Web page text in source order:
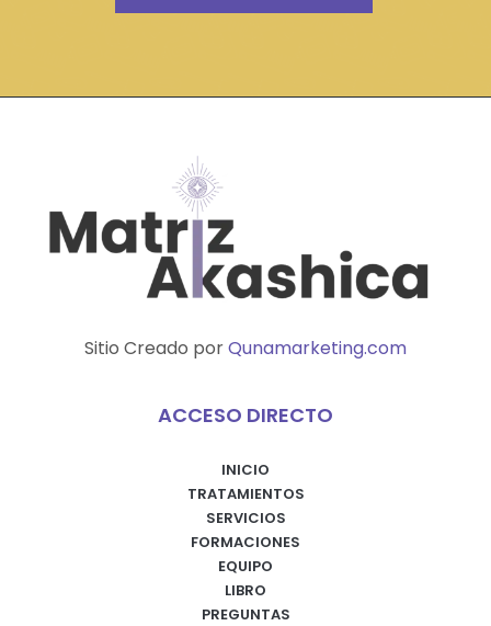
Sitio Creado porQunamarketing.com
ACCESO DIRECTO
INICIO
TRATAMIENTOS
SERVICIOS
FORMACIONES
EQUIPO
LIBRO
PREGUNTAS